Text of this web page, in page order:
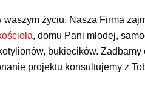
życiu. Nasza Firma
, domu Pani młodej,
bukiecików. Zadbamy
projektu konsultujemy z